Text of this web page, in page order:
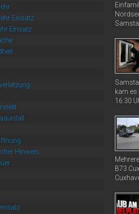
Einsatz
Einsatz
Hinweis
kam es
16:30
B73